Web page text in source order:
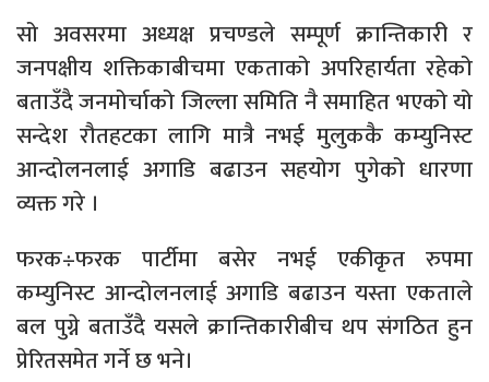
सो अवसरमा अध्यक्ष प्रचण्डले सम्पूर्ण क्रान्तिकारी र
जनपक्षीय शक्तिकाबीचमा एकताको अपरिहार्यता रहेको
बताउँदै जनमोर्चाको जिल्ला समिति नै समाहित भएको यो
सन्देश रौतहटका लागि मात्रै नभई मुलुककै कम्युनिस्ट
आन्दोलनलाई अगाडि बढाउन सहयोग पुगेको धारणा
व्यक्त गरे ।
फरक÷फरक पार्टीमा बसेर नभई एकीकृत रुपमा
कम्युनिस्ट आन्दोलनलाई अगाडि बढाउन यस्ता एकताले
बल पुग्ने बताउँदै यसले क्रान्तिकारीबीच थप संगठित हुन
प्रेरितसमेत गर्ने छ भने।